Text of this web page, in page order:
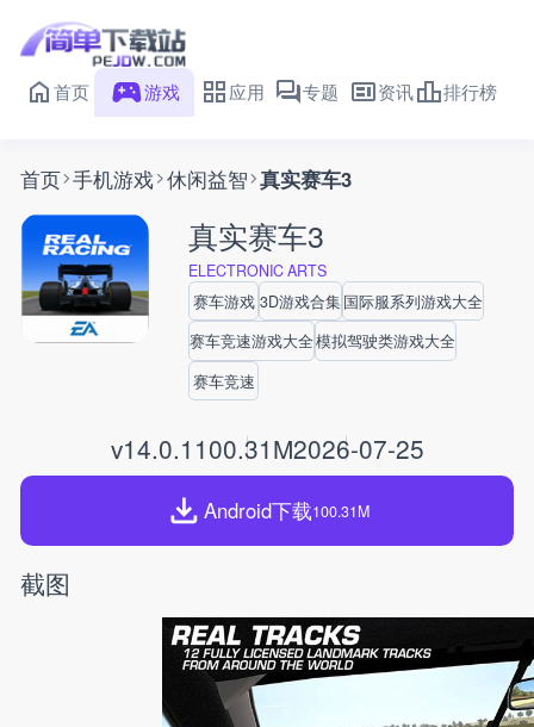
首页 游戏 应用 专题 资讯 排行榜
首页 手机游戏 休闲益智 真实赛车3
真实赛车3
ELECTRONIC ARTS
赛车游戏 3D游戏合集国际服系列游戏大全
赛车竞速游戏大全模拟驾驶类游戏大全
赛车竞速
v14.0.1 100.31M2026-07-25
Android下载100.31M
截图